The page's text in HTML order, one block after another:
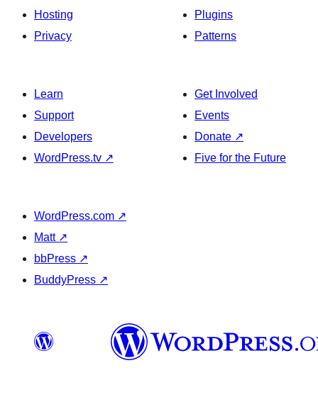
Hosting
Privacy
Plugins
Patterns
Learn
Support
Developers
WordPress.tv ↗
Get Involved
Events
Donate ↗
Five for the Future
WordPress.com ↗
Matt ↗
bbPress ↗
BuddyPress ↗